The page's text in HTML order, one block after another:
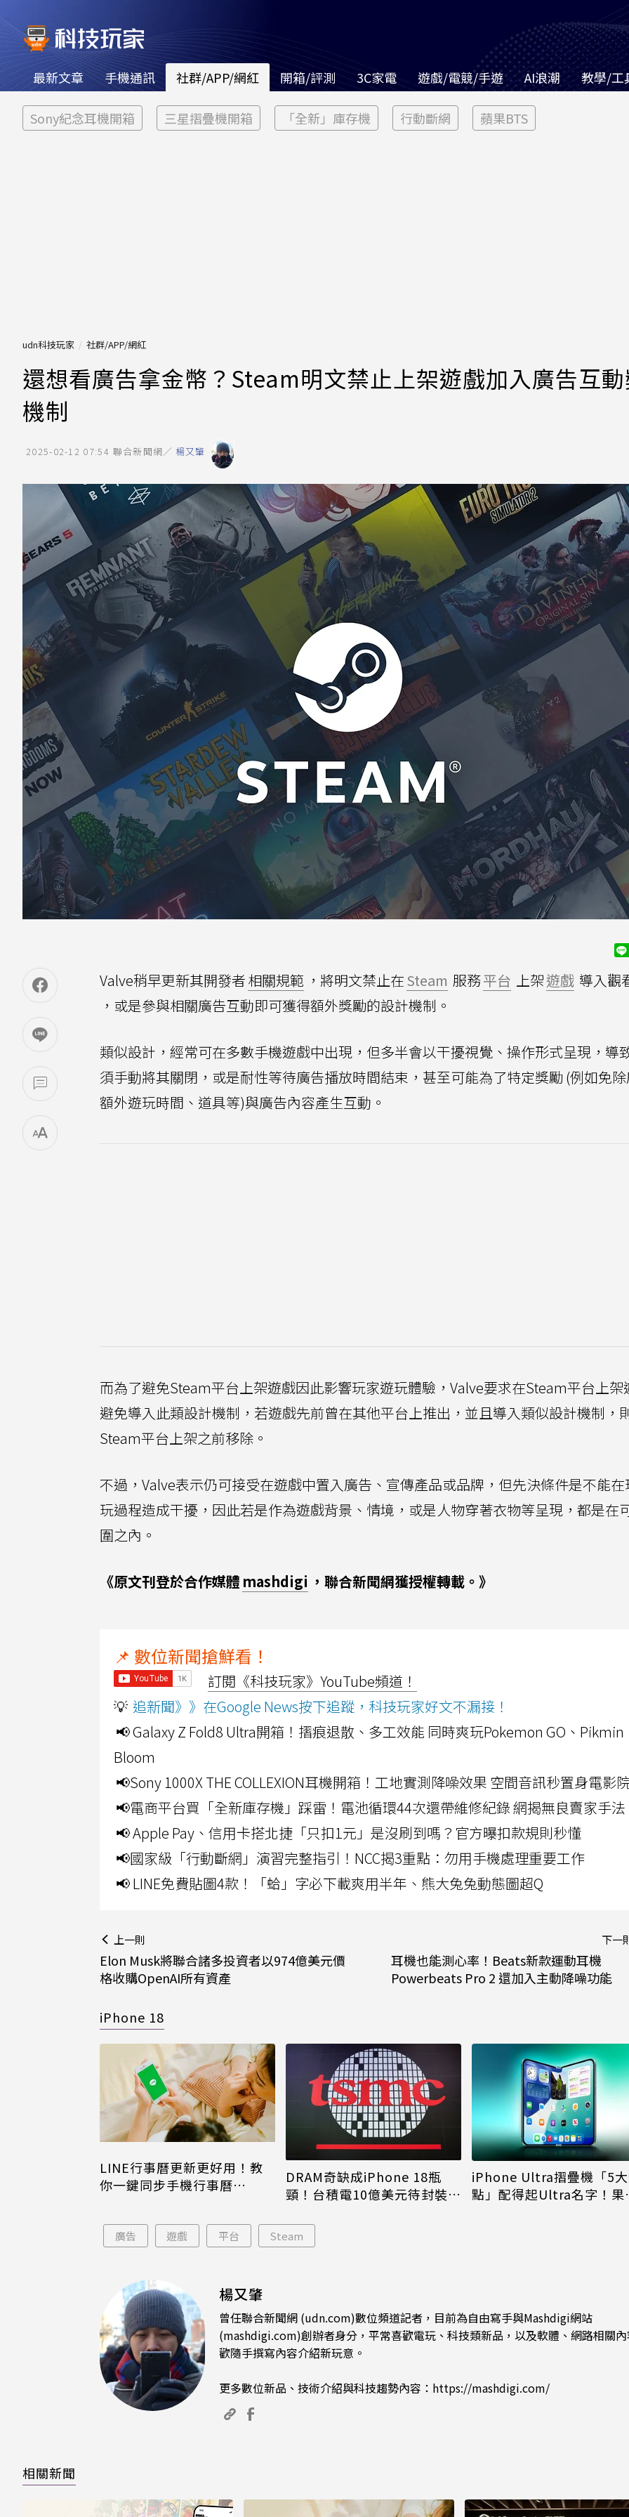
最新文章 手機通訊 社群/APP/網紅 開箱/評測 3C家電 遊戲/電競/手遊 AI浪潮 教學/工
Sony紀念耳機開箱 三星摺疊機開箱 「全新」庫存機 行動斷網 蘋果BTS
udn科技玩家 社群/APP/網紅
還想看廣告拿金幣？Steam明文禁止上架遊戲加入廣告互
機制
2025-02-12 07:54 聯合新聞網／ 楊又肇
Valve稍早更新其開發者相關規範 ，將明文禁止在Steam 服務平台 上架遊戲 導入觀
，或是參與相關廣告互動即可獲得額外獎勵的設計機制。
類似設計，經常可在多數手機遊戲中出現，但多半會以干擾視覺、操作形式呈現，導
須手動將其關閉，或是耐性等待廣告播放時間結束，甚至可能為了特定獎勵 (例如免
額外遊玩時間、道具等)與廣告內容產生互動。
而為了避免Steam平台上架遊戲因此影響玩家遊玩體驗，Valve要求在Steam平台上架
避免導入此類設計機制，若遊戲先前曾在其他平台上推出，並且導入類似設計機制，
Steam平台上架之前移除。
不過，Valve表示仍可接受在遊戲中置入廣告、宣傳產品或品牌，但先決條件是不能
玩過程造成干擾，因此若是作為遊戲背景、情境，或是人物穿著衣物等呈現，都是在
圍之內。
《原文刊登於合作媒體 mashdigi ，聯合新聞網獲授權轉載。》
📌 數位新聞搶鮮看！
訂閱《科技玩家》YouTube頻道！
💡 追新聞》》在Google News按下追蹤，科技玩家好文不漏接！
📢 Galaxy Z Fold8 Ultra開箱！摺痕退散、多工效能 同時爽玩Pokemon GO、Pikmin
Bloom
📢Sony 1000X THE COLLEXION耳機開箱！工地實測降噪效果 空間音訊秒置身電影
📢電商平台買「全新庫存機」踩雷！電池循環44次還帶維修紀錄 網揭無良賣家手法
📢 Apple Pay、信用卡搭北捷「只扣1元」是沒刷到嗎？官方曝扣款規則秒懂
📢國家級「行動斷網」演習完整指引！NCC揭3重點：勿用手機處理重要工作
📢 LINE免費貼圖4款！「蛤」字必下載爽用半年、熊大兔兔動態圖超Q
上一則
Elon Musk將聯合諸多投資者以974億美元價
格收購OpenAI所有資產
下一
耳機也能測心率！Beats新款運動耳機
Powerbeats Pro 2 還加入主動降噪功能
iPhone 18
LINE行事曆更新更好用！教
你一鍵同步手機行事曆
DRAM奇缺成iPhone 18瓶
頸！台積電10億美元待封裝晶
iPhone Ultra摺疊機「5
點」配得起Ultra名字！果
廣告 遊戲 平台 Steam
楊又肇
曾任聯合新聞網 (udn.com)數位頻道記者，目前為自由寫手與Mashdigi網站
(mashdigi.com)創辦者身分，平常喜歡電玩、科技類新品，以及軟體、網路相關
歡隨手撰寫內容介紹新玩意。
更多數位新品、技術介紹與科技趨勢內容： https://mashdigi.com/
相關新聞